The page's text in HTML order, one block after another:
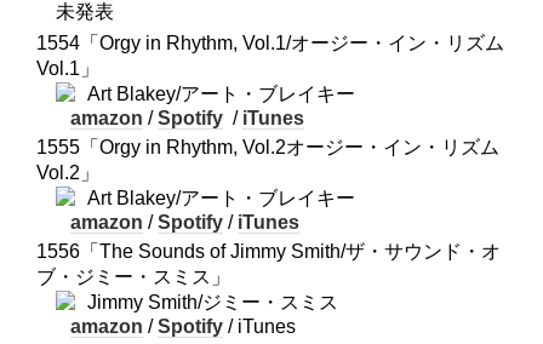
未発表
1554「Orgy in Rhythm, Vol.1/オージー・イン・リズム
Vol.1」
Art Blakey/アート・ブレイキー
amazon /Spotify / iTunes
1555「Orgy in Rhythm, Vol.2オージー・イン・リズム
Vol.2」
Art Blakey/アート・ブレイキー
amazon /Spotify / iTunes
1556「The Sounds of Jimmy Smith/ザ・サウンド・オ
ブ・ジミー・スミス」
Jimmy Smith/ジミー・スミス
amazon /Spotify / iTunes